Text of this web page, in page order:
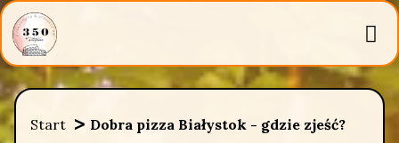
Start Dobra pizza Białystok - gdzie zjeść?